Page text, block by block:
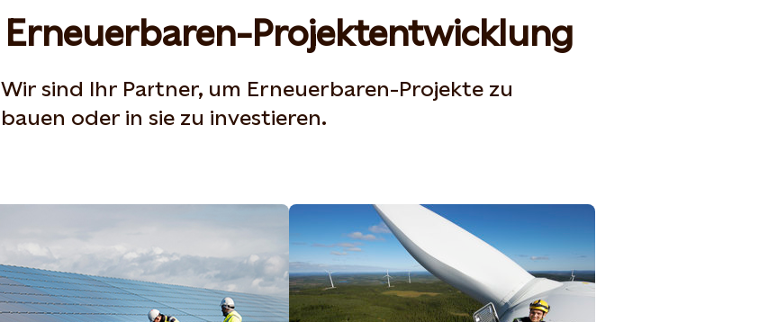
Erneuerbaren-Projektentwicklung
Wir sind Ihr Partner, um Erneuerbaren-Projekte zu
bauen oder in sie zu investieren.